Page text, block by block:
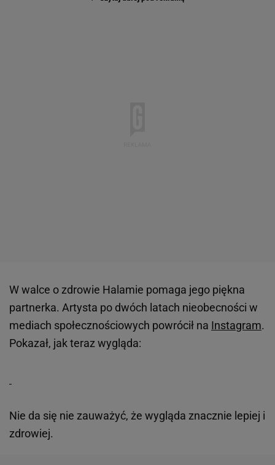
W walce o zdrowie Halamie pomaga jego piękna
partnerka. Artysta po dwóch latach nieobecności w
mediach społecznościowych powrócił na Instagram.
Pokazał, jak teraz wygląda:
Nie da się nie zauważyć, że wygląda znacznie lepiej i
zdrowiej.